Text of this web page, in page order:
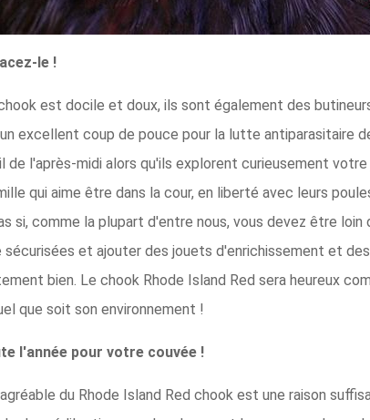
le !
est docile et doux, ils sont également des
excellent coup de pouce pour la lutte antiparasitaire
de l'après-midi alors qu'ils explorent curieusement
qui aime être dans la cour, en liberté avec leurs
si, comme la plupart d'entre nous, vous devez être loin
et ajouter des jouets d'enrichissement et
bien. Le chook Rhode Island Red sera heureux
que soit son environnement !
l'année pour votre couvée !
du Rhode Island Red chook est une raison